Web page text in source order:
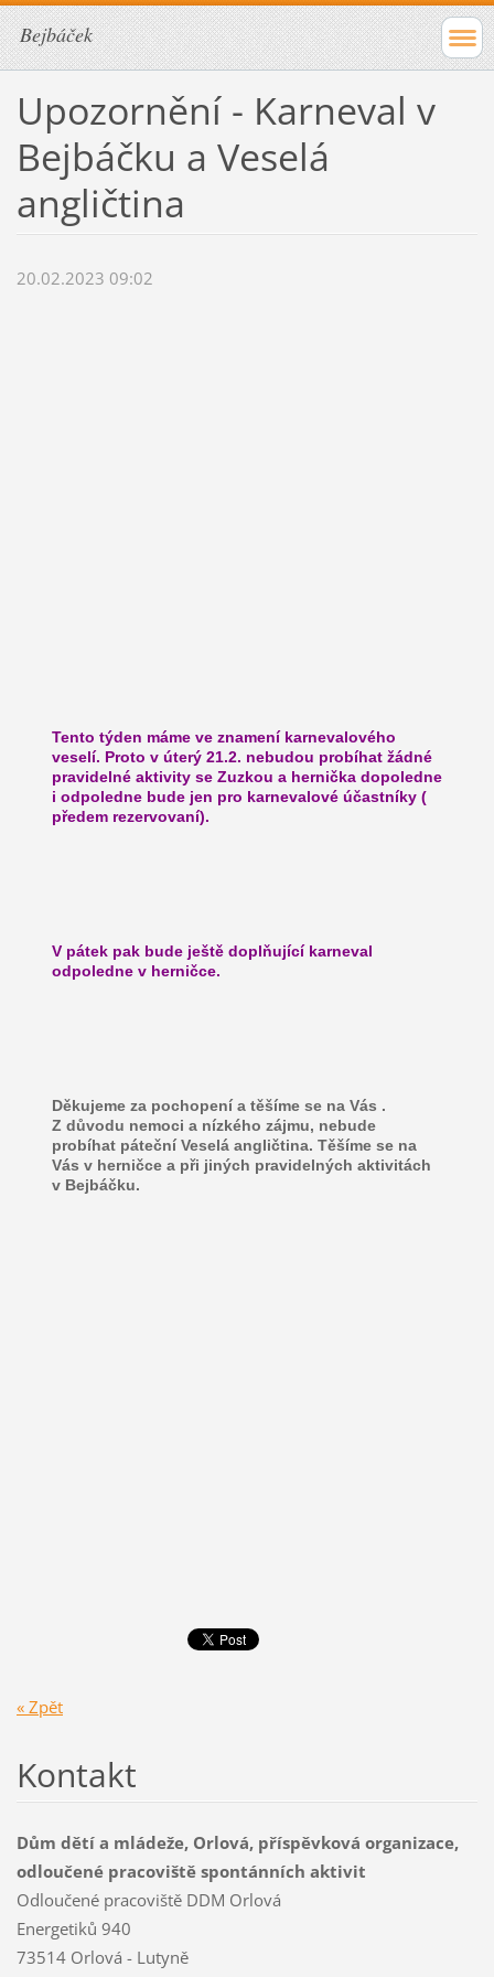
Bejbáček
Upozornění - Karneval v
Bejbáčku a Veselá
angličtina
20.02.2023 09:02
Tento týden máme ve znamení karnevalového
veselí. Proto v úterý 21.2. nebudou probíhat žádné
pravidelné aktivity se Zuzkou a hernička dopoledne
i odpoledne bude jen pro karnevalové účastníky (
předem rezervovaní).
V pátek pak bude ještě doplňující karneval
odpoledne v herničce.
Děkujeme za pochopení a těšíme se na Vás .
Z důvodu nemoci a nízkého zájmu, nebude
probíhat páteční Veselá angličtina. Těšíme se na
Vás v herničce a při jiných pravidelných aktivitách
v Bejbáčku.
« Zpět
Kontakt
Dům dětí a mládeže, Orlová, příspěvková organizace,
odloučené pracoviště spontánních aktivit
Odloučené pracoviště DDM Orlová
Energetiků 940
73514 Orlová - Lutyně